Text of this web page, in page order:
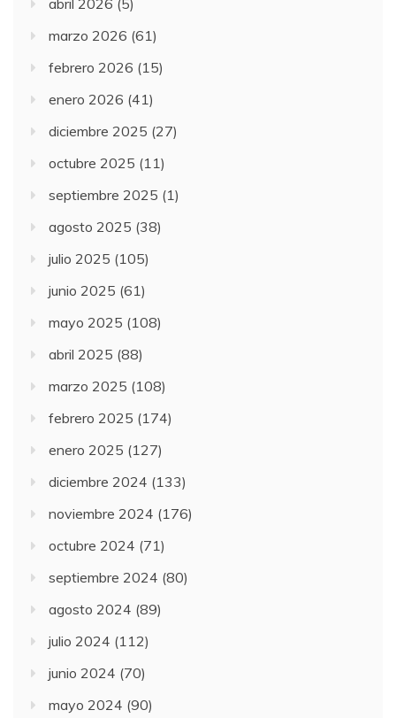
abril 2026 (5)
marzo 2026 (61)
febrero 2026 (15)
enero 2026 (41)
diciembre 2025 (27)
octubre 2025 (11)
septiembre 2025 (1)
agosto 2025 (38)
julio 2025 (105)
junio 2025 (61)
mayo 2025 (108)
abril 2025 (88)
marzo 2025 (108)
febrero 2025 (174)
enero 2025 (127)
diciembre 2024 (133)
noviembre 2024 (176)
octubre 2024 (71)
septiembre 2024 (80)
agosto 2024 (89)
julio 2024 (112)
junio 2024 (70)
mayo 2024 (90)